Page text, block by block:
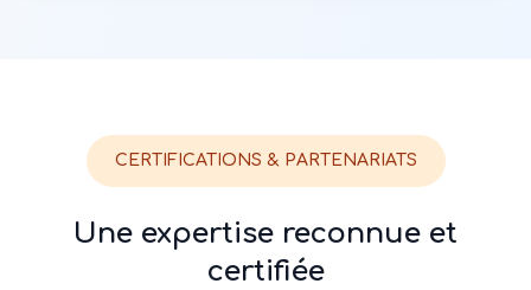
CERTIFICATIONS & PARTENARIATS
Une expertise reconnue et
certifiée